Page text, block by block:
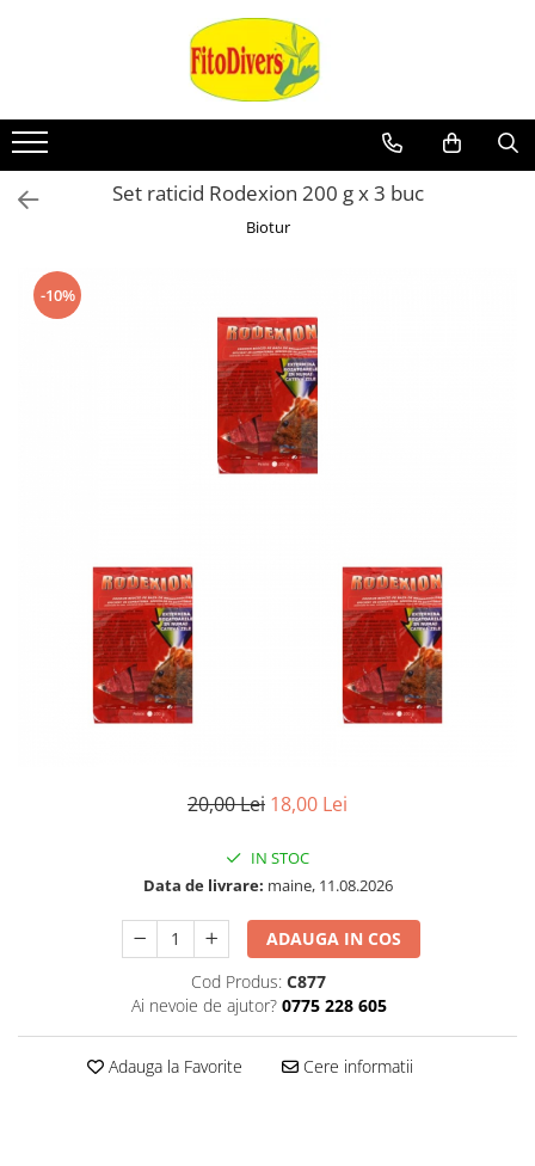
Set raticid Rodexion 200 g x 3 buc
Biotur
-10%
20,00 Lei 18,00 Lei
IN STOC
Data de livrare: maine, 11.08.2026
ADAUGA IN COS
Cod Produs: C877
Ai nevoie de ajutor? 0775 228 605
Adauga la Favorite Cere informatii